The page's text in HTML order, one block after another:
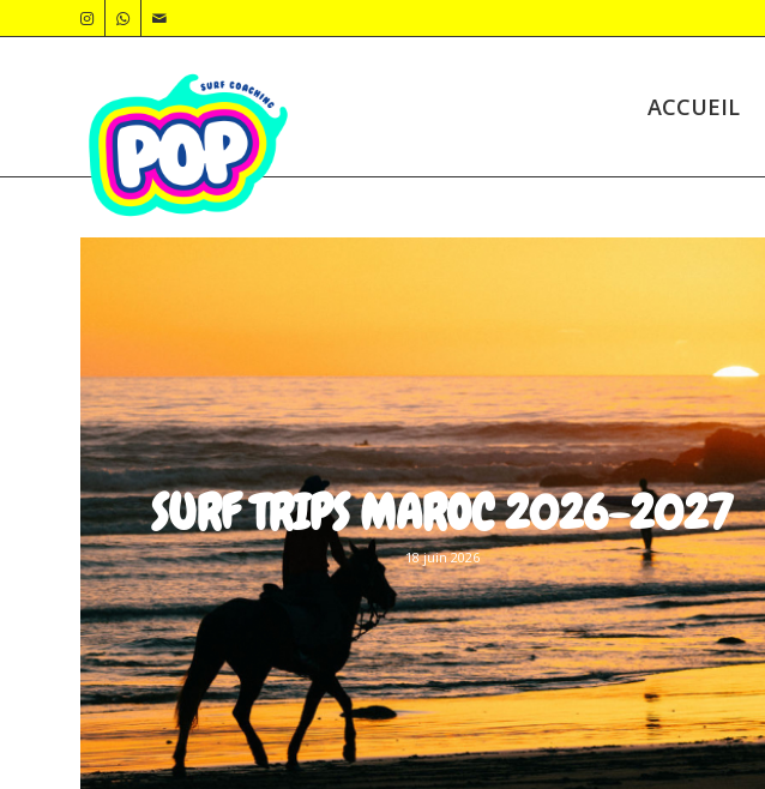
ACCUEIL
SURF TRIPS MAROC 2026-2027
18 juin 2026